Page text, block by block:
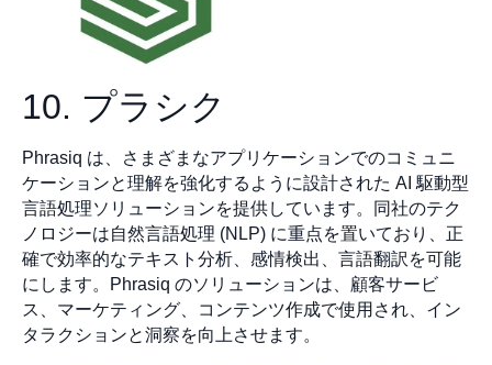
10. プラシク
Phrasiq は、さまざまなアプリケーションでのコミュニ
ケーションと理解を強化するように設計された AI 駆動型
言語処理ソリューションを提供しています。同社のテク
ノロジーは自然言語処理 (NLP) に重点を置いており、正
確で効率的なテキスト分析、感情検出、言語翻訳を可能
にします。Phrasiq のソリューションは、顧客サービ
ス、マーケティング、コンテンツ作成で使用され、イン
タラクションと洞察を向上させます。